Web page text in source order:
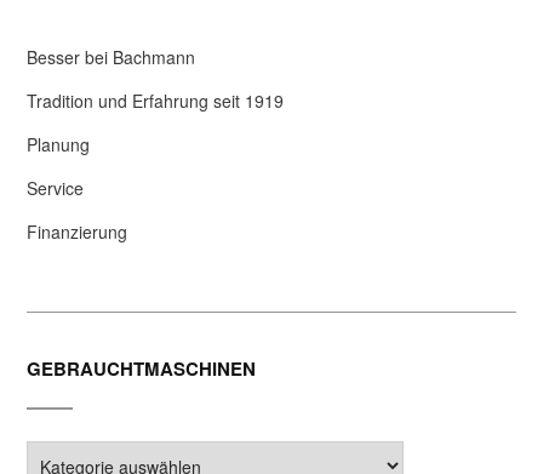
Besser bei Bachmann
Tradition und Erfahrung seit 1919
Planung
Service
Finanzierung
GEBRAUCHTMASCHINEN